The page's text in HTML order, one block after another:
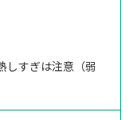
すぎは注意（弱